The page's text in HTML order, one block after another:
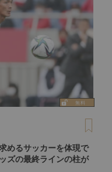
めるサッカーを体現で
ズの最終ラインの柱が